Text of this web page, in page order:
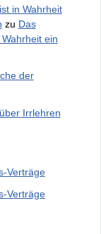
in Wahrheit
zu Das
Wahrheit ein
der
Irrlehren
Verträge
Verträge